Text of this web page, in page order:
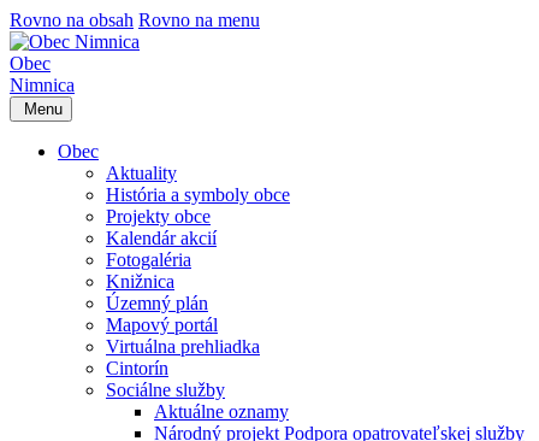
Rovno na obsah Rovno na menu
Obec
Nimnica
Menu
Obec
Aktuality
História a symboly obce
Projekty obce
Kalendár akcií
Fotogaléria
Knižnica
Územný plán
Mapový portál
Virtuálna prehliadka
Cintorín
Sociálne služby
Aktuálne oznamy
Národný projekt Podpora opatrovateľskej služby